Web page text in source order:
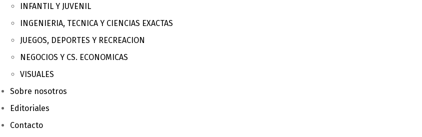
INFANTIL Y JUVENIL
INGENIERIA, TECNICA Y CIENCIAS EXACTAS
JUEGOS, DEPORTES Y RECREACION
NEGOCIOS Y CS. ECONOMICAS
VISUALES
Sobre nosotros
Editoriales
Contacto